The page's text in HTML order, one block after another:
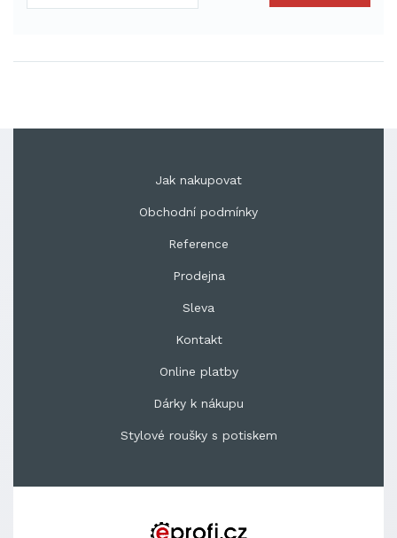
Jak nakupovat
Obchodní podmínky
Reference
Prodejna
Sleva
Kontakt
Online platby
Dárky k nákupu
Stylové roušky s potiskem